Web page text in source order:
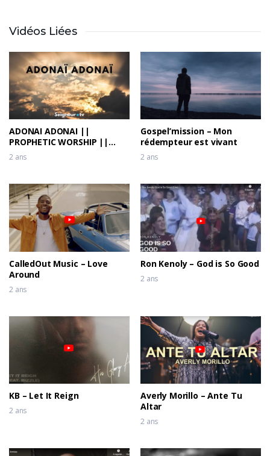
Vidéos Liées
ADONAI ADONAI ||
PROPHETIC WORSHIP ||
Prophet Joel Ogebe &
2 ans
Gospel’mission – Mon
rédempteur est vivant
2 ans
CalledOut Music – Love
Around
2 ans
Ron Kenoly – God is So Good
2 ans
KB – Let It Reign
2 ans
Averly Morillo – Ante Tu
Altar
2 ans